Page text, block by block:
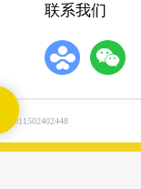
联系我们
31011502402448